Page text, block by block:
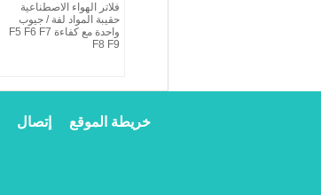
فلاتر الهواء الاصطناعية
حقيبة المواد لفة / جيوب
واحدة مع كفاءة F5 F6 F7
F8 F9
خريطة الموقع إتصال